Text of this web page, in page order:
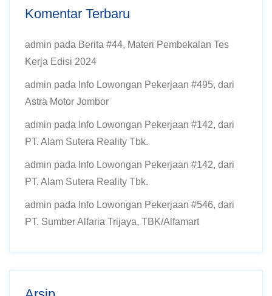
Komentar Terbaru
admin pada Berita #44, Materi Pembekalan Tes
Kerja Edisi 2024
admin pada Info Lowongan Pekerjaan #495, dari
Astra Motor Jombor
admin pada Info Lowongan Pekerjaan #142, dari
PT. Alam Sutera Reality Tbk.
admin pada Info Lowongan Pekerjaan #142, dari
PT. Alam Sutera Reality Tbk.
admin pada Info Lowongan Pekerjaan #546, dari
PT. Sumber Alfaria Trijaya, TBK/Alfamart